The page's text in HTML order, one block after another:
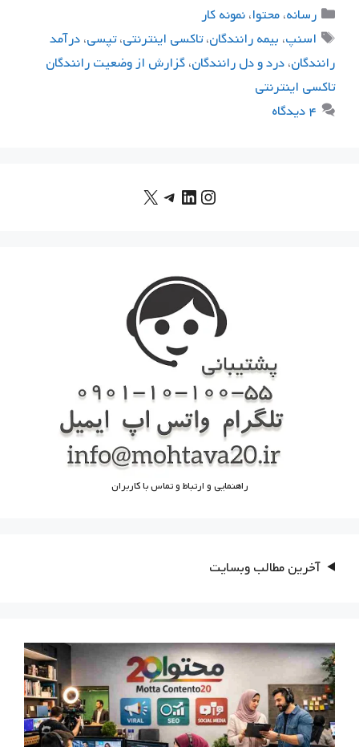
دسته‌ها
رسانه،محتوا،نمونه كار
برچسب‌ها
اسنپ، بیمه رانندگان،تاکسی اینترنتی،تپسی،درآمد
رانندگان،درد و دل رانندگان،گزارش از وضعیت رانندگان
تاکسی اینترنتی
۴ دیدگاه
اینستاگرم
لینکداین
تلگرام
X
راهنمایی و ارتباط و تماس با کاربران
آخرین مطالب وبسایت